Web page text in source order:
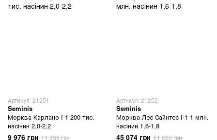
Артикул: 21251
Seminis
Морква Карлано F1 200 тис.
насінин 2,0-2,2
9 976 грн 11 336 грн
Артикул: 21252
Seminis
Морква Лес Сайнтес F1 1 млн.
насінин 1,6-1,8
45 074 грн 51 220 грн